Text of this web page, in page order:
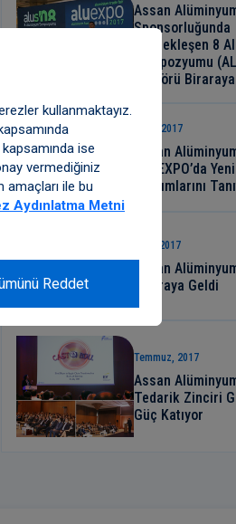
Assan
Sponsorluğunda
Gerçekleşen 8
Sempozyumu
Sektörü
Ekim, 2017
Assan
ALUEXPO’da Yeni
Yatırımlarını
Eylül, 2017
Assan
Biraraya Geldi
Temmuz, 2017
Assan
Tedarik Zinciri
Güç Katıyor
kullanmaktayız.
ise
vermediğiniz
amaçları ile bu
Aydınlatma Metni
Reddet